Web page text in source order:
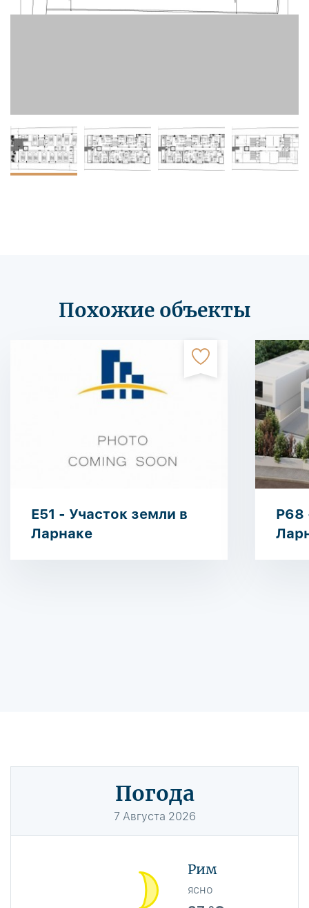
Похожие объекты
E51 - Участок земли в
Ларнаке
P68
Погода
7 Августа 2026
Рим
ясно